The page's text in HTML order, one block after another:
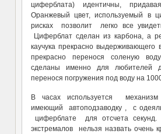
циферблата) идентичны,
Оранжевый цвет, используемый в
рисках позволит легко все
Циферблат сделан из карбона, а
каучука прекрасно выдерживающего
прекрасно перенося соленую
сделаны именно для любителей
перенося погружения под воду на
В часах используется
имеющий автоподзаводку , с
циферблате для отсчета
экстремалов нельзя назвать очень